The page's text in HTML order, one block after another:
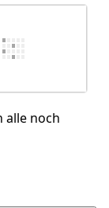
alle noch